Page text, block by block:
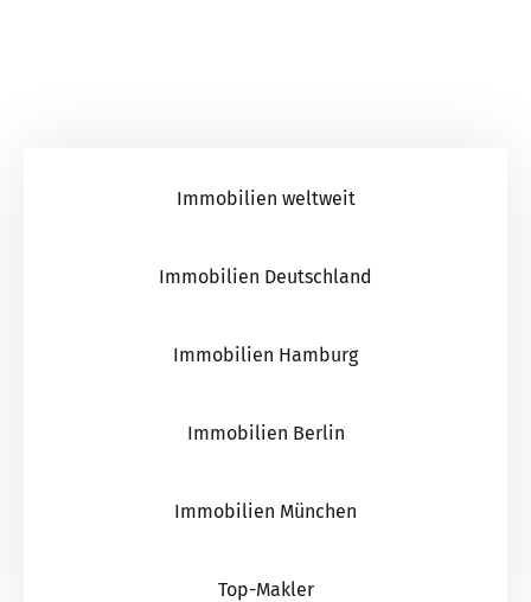
Immobilien weltweit
Immobilien Deutschland
Immobilien Hamburg
Immobilien Berlin
Immobilien München
Top-Makler